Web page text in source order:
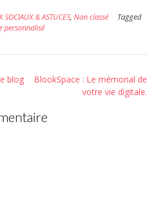
SOCIAUX & ASTUCES, Non classé
Tagged
personnalisé
blog
BlookSpace : Le mémorial de
votre vie digitale.